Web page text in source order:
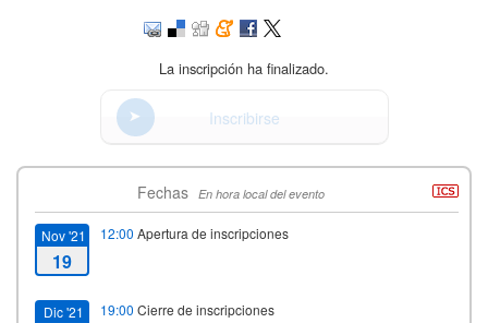
La inscripción ha finalizado.
Inscribirse
Fechas En hora local del evento
Nov '21
19
12:00 Apertura de inscripciones
Dic '21 19:00 Cierre de inscripciones